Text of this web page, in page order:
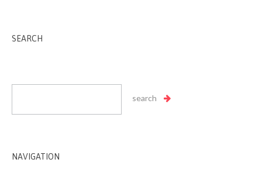
SEARCH
NAVIGATION